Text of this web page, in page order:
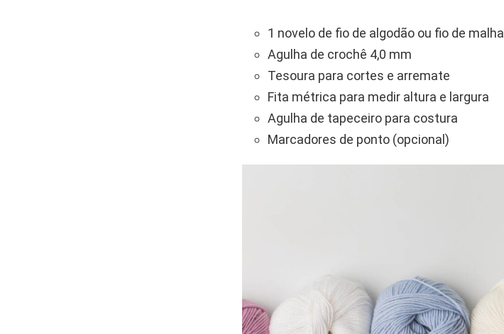
1 novelo de fio de algodão ou fio de malha
Agulha de crochê 4,0 mm
Tesoura para cortes e arremate
Fita métrica para medir altura e largura
Agulha de tapeceiro para costura
Marcadores de ponto (opcional)